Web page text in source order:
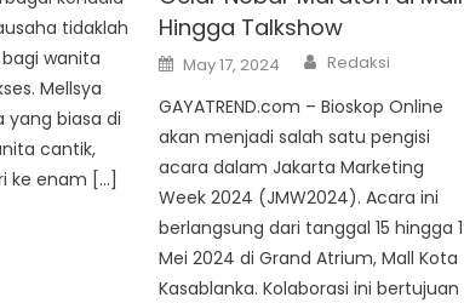
tidaklah
wanita
Mellsya
yang biasa di
cantik,
ke enam […]
Hingga Talkshow
Posted
on
May 17, 2024 Author
Redaksi
GAYATREND.com – Bioskop Online
akan menjadi salah satu pengisi
acara dalam Jakarta Marketing
Week 2024 (JMW2024). Acara ini
berlangsung dari tanggal 15 hingga
Mei 2024 di Grand Atrium, Mall Kota
Kasablanka. Kolaborasi ini bertujuan